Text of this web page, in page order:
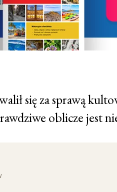
się za sprawą
oblicze jest